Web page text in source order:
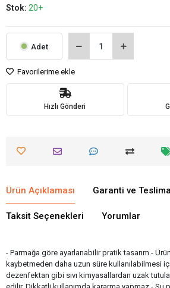
Stok: 20+
Adet
Favorilerime ekle
Hızlı Gönderi
Ürün Açıklaması Garanti ve
Taksit Seçenekleri Yorumlar
- Parmağa göre ayarlanabilir pratik tasarım.-
kaybetmeden daha uzun süre kullanılabilmesi
dezenfektan gibi sıvı kimyasallardan uzak